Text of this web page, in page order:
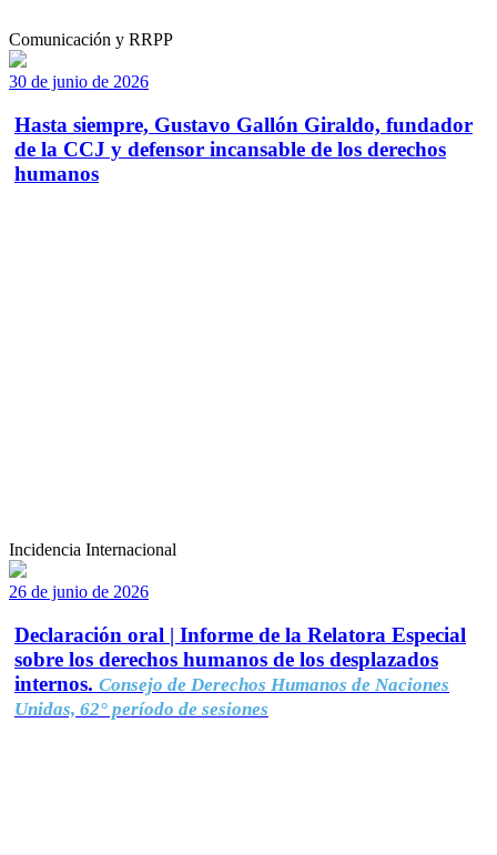
Comunicación y RRPP
30 de junio de 2026
Hasta siempre, Gustavo Gallón Giraldo, fundador
de la CCJ y defensor incansable de los derechos
humanos
Incidencia Internacional
26 de junio de 2026
Declaración oral | Informe de la Relatora Especial
sobre los derechos humanos de los desplazados
internos. Consejo de Derechos Humanos de Naciones
Unidas, 62° período de sesiones